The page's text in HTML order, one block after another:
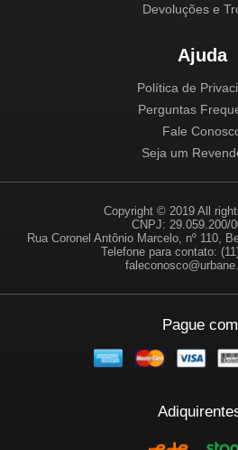
Devoluções e
Ajuda
Política de
Perguntas
Fale
Seja um
Copyright © 2019 All
CNPJ: 29.059.200/
Rua Coronel Antônio Marcelo, nº 110,
Telefone para contato:
Pague